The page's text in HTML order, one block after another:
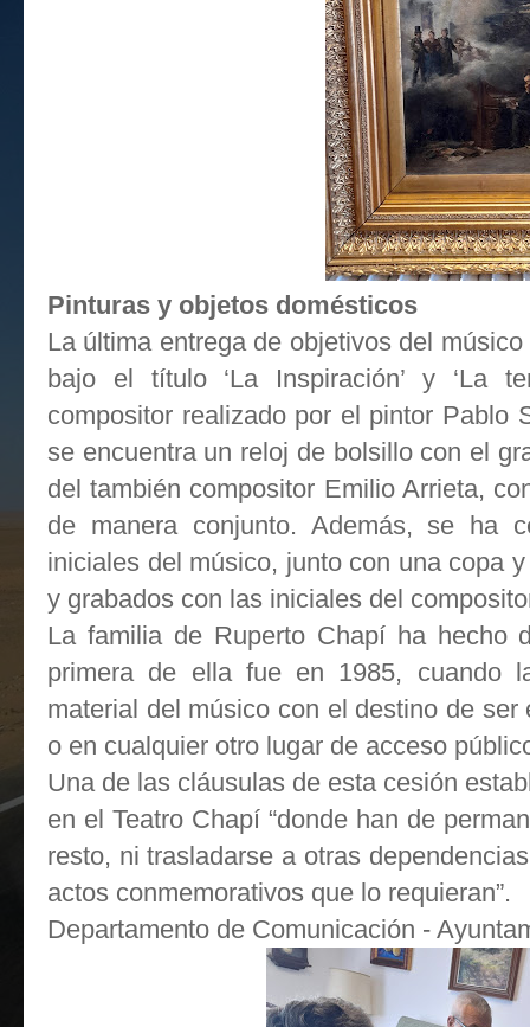
Pinturas y objetos domésticos
La última entrega de objetivos del
bajo el título ‘La Inspiración’ y ‘La
compositor realizado por el pintor Pablo
se encuentra un reloj de bolsillo con el
del también compositor Emilio Arrieta,
de manera conjunto. Además, se ha
iniciales del músico, junto con una copa
y grabados con las iniciales del
La familia de Ruperto Chapí ha hecho
primera de ella fue en 1985, cuando
material del músico con el destino de
o en cualquier otro lugar de acceso
Una de las cláusulas de esta cesión
en el Teatro Chapí “donde han de
resto, ni trasladarse a otras
actos conmemorativos que lo requieran”.
Departamento de Comunicación -